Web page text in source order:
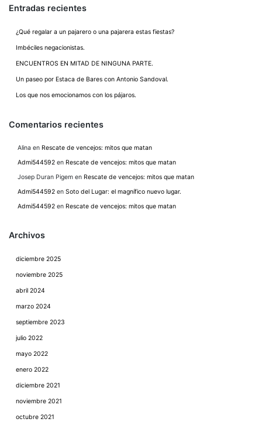
Entradas recientes
¿Qué regalar a un pajarero o una pajarera estas fiestas?
Imbéciles negacionistas.
ENCUENTROS EN MITAD DE NINGUNA PARTE.
Un paseo por Estaca de Bares con Antonio Sandoval.
Los que nos emocionamos con los pájaros.
Comentarios recientes
Alina en Rescate de vencejos: mitos que matan
Admi544592 en Rescate de vencejos: mitos que matan
Josep Duran Pigem en Rescate de vencejos: mitos que matan
Admi544592 en Soto del Lugar: el magnífico nuevo lugar.
Admi544592 en Rescate de vencejos: mitos que matan
Archivos
diciembre 2025
noviembre 2025
abril 2024
marzo 2024
septiembre 2023
julio 2022
mayo 2022
enero 2022
diciembre 2021
noviembre 2021
octubre 2021